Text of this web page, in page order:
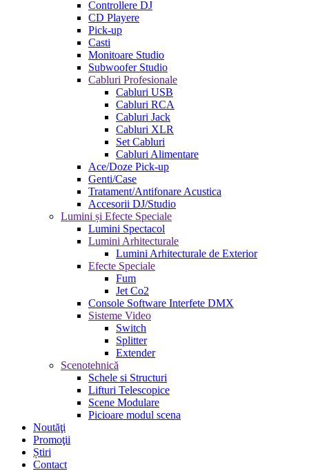
Controllere DJ
CD Playere
Pick-up
Casti
Monitoare Studio
Subwoofer Studio
Cabluri Profesionale
Cabluri USB
Cabluri RCA
Cabluri Jack
Cabluri XLR
Set Cabluri
Cabluri Alimentare
Ace/Doze Pick-up
Genti/Case
Tratament/Antifonare Acustica
Accesorii DJ/Studio
Lumini și Efecte Speciale
Lumini Spectacol
Lumini Arhitecturale
Lumini Arhitecturale de Exterior
Efecte Speciale
Fum
Jet Co2
Console Software Interfete DMX
Sisteme Video
Switch
Splitter
Extender
Scenotehnică
Schele si Structuri
Lifturi Telescopice
Scene Modulare
Picioare modul scena
Noutăţi
Promoţii
Știri
Contact